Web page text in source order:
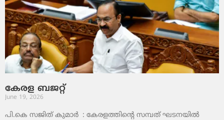
കേരള ബജറ്റ്
June 19, 2026
പി.കെ സജിത് കുമാര്‍ : കേരളത്തിന്റെ സമ്പത് ഘടനയിൽ